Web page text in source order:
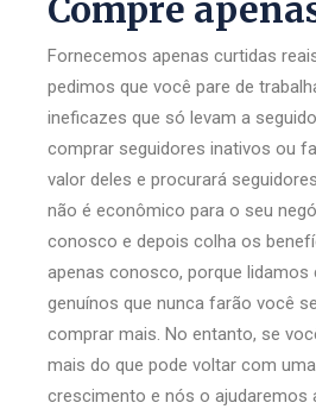
Compre
Fornecemos apenas curtidas
pedimos que você pare de
ineficazes que só levam a
comprar seguidores inativos ou
valor deles e procurará
não é econômico para o seu
conosco e depois colha os
apenas conosco, porque lidamos
genuínos que nunca farão você
comprar mais. No entanto, se
mais do que pode voltar com
crescimento e nós o ajudaremos